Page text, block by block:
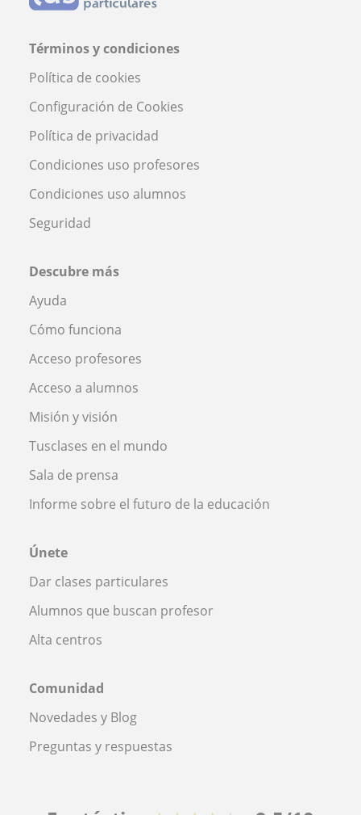
Términos y condiciones
Política de cookies
Configuración de Cookies
Política de privacidad
Condiciones uso profesores
Condiciones uso alumnos
Seguridad
Descubre más
Ayuda
Cómo funciona
Acceso profesores
Acceso a alumnos
Misión y visión
Tusclases en el mundo
Sala de prensa
Informe sobre el futuro de la educación
Únete
Dar clases particulares
Alumnos que buscan profesor
Alta centros
Comunidad
Novedades y Blog
Preguntas y respuestas